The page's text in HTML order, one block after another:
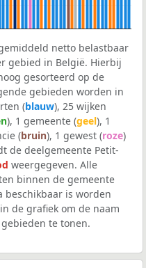
netto belastbaar
gebied in België. Hierbij
gesorteerd op de
gebieden worden in
(blauw), 25 wijken
), 1 gemeente (geel), 1
(bruin), 1 gewest (roze)
de deelgemeente Petit-
weergegeven. Alle
binnen de gemeente
beschikbaar is worden
de grafiek om de naam
te tonen.